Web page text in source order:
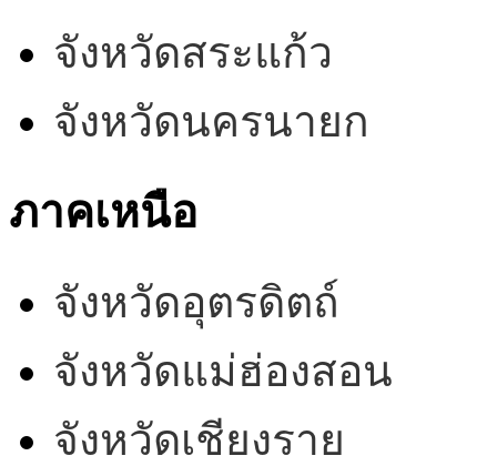
จังหวัดสระแก้ว
จังหวัดนครนายก
ภาคเหนือ
จังหวัดอุตรดิตถ์
จังหวัดแม่ฮ่องสอน
จังหวัดเชียงราย